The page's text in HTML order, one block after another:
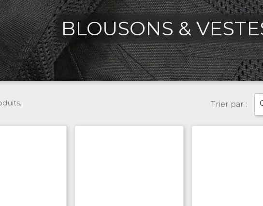
BLOUSONS &
Trier par :